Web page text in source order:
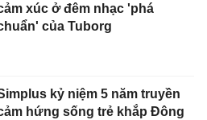
xúc ở đêm nhạc 'phá
của Tuborg
kỷ niệm 5 năm truyền
hứng sống trẻ khắp Đông